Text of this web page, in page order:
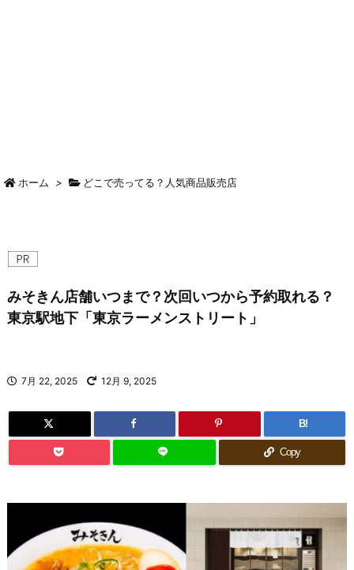
ホーム > どこで売ってる？人気商品販売店
みそきん店舗いつまで？次回いつから予約取れる？
東京駅地下「東京ラーメンストリート」
7月 22, 2025 12月 9, 2025
B!
Copy